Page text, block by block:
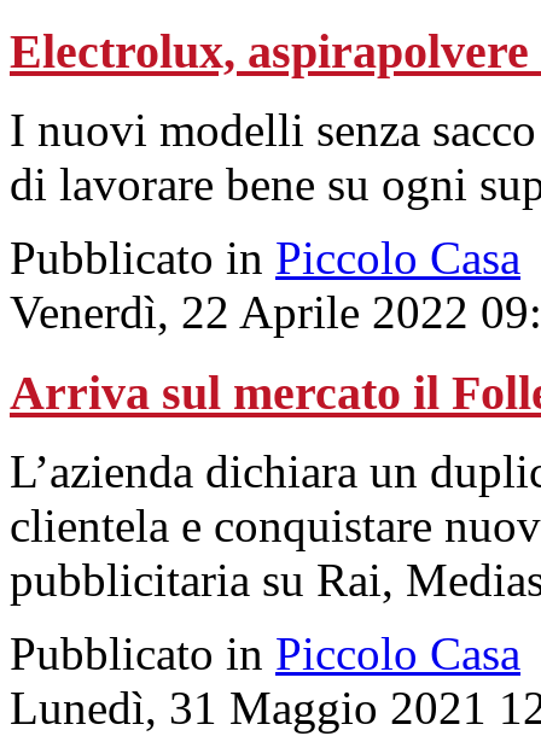
Electrolux,
I nuovi modelli senza
di lavorare bene su ogni
Pubblicato in Piccolo Casa
Venerdì, 22 Aprile 2022
Arriva sul mercato il
L’azienda dichiara un
clientela e conquistare
pubblicitaria su Rai,
Pubblicato in Piccolo Casa
Lunedì, 31 Maggio 2021